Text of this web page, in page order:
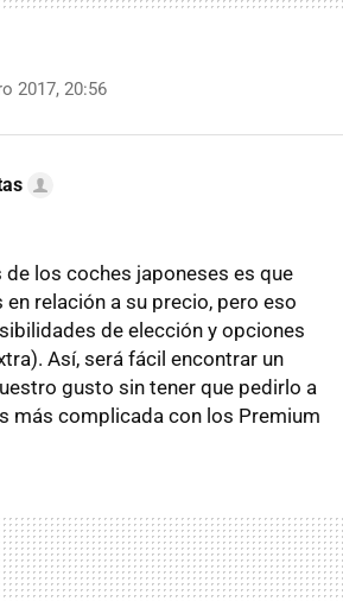
2017, 20:56
de los coches japoneses es que
relación a su precio, pero eso
de elección y opciones
Así, será fácil encontrar un
gusto sin tener que pedirlo a
más complicada con los Premium